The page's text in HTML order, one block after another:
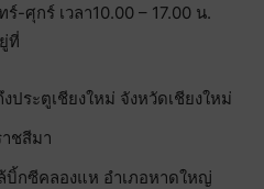
-ศุกร์ เวลา10.00 – 17.00 น.
ที่
ประตูเชียงใหม่ จังหวัดเชียงใหม่
ชสีมา
บิ้กซีคลองแห อำเภอหาดใหญ่